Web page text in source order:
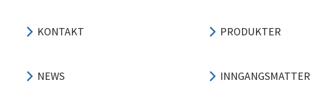
KONTAKT
NEWS
PRODUKTER
INNGANGSMATTER